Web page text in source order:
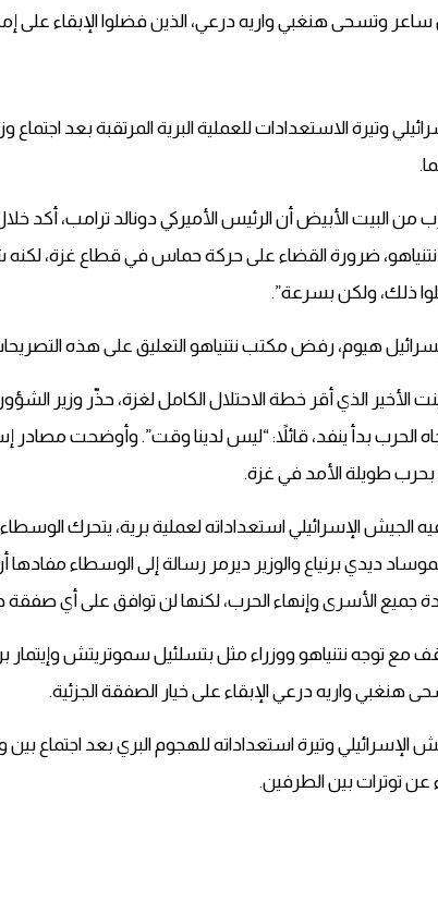
وتسحى هنغبي واريه درعي، الذين فضلوا الإبقاء على
وتيرة الاستعدادات للعملية البرية المرتقبة بعد اجتماع
الأبيض أن الرئيس الأميركي دونالد ترامب، أكد
نتنياهو، ضرورة القضاء على حركة حماس في قطاع غزة،
ذلك، ولكن بسرعة”.
هيوم، رفض مكتب نتنياهو التعليق على هذه
الأخير الذي أقر خطة الاحتلال الكامل لغزة، حذّر وزير
تجاه الحرب بدأ ينفد، قائلاً: “ليس لدينا وقت”. وأوضحت مصادر
بحرب طويلة الأمد في غزة.
الإسرائيلي استعداداته لعملية برية، يتحرك الوسطاء
ديدي برنياع والوزير ديرمر رسالة إلى الوسطاء
جميع الأسرى وإنهاء الحرب، لكنها لن توافق على أي صفقة
مع توجه نتنياهو ووزراء مثل بتسلئيل سموتريتش وإيتمار
واريه درعي الإبقاء على خيار الصفقة الجزئية.
الإسرائيلي وتيرة استعداداته للهجوم البري بعد اجتماع
عن توترات بين الطرفين.